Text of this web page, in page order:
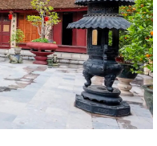
công tác sản xuất vụ Mùa
Nghị quyết thành lập Tổ dân
dân thành phố về thủ tục